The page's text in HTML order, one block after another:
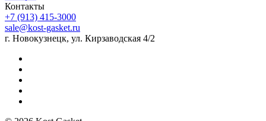
Контакты
+7 (913) 415-3000
sale@kost-gasket.ru
г. Новокузнецк, ул. Кирзаводская 4/2